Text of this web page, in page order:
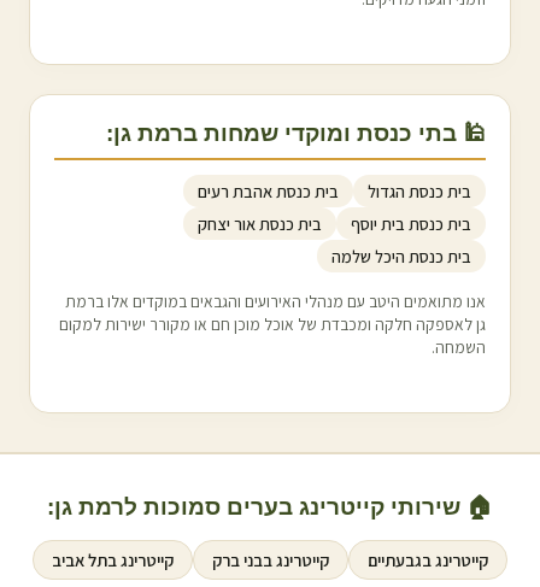
🕌 בתי כנסת ומוקדי שמחות ברמת גן:
בית כנסת הגדול
בית כנסת אהבת רעים
בית כנסת בית יוסף
בית כנסת אור יצחק
בית כנסת היכל שלמה
אנו מתואמים היטב עם מנהלי האירועים והגבאים במוקדים אלו ברמת
גןלאספקה חלקה ומכבדת של אוכל מוכן חם או מקורר ישירות למקום
השמחה.
🏠 שירותי קייטרינג בערים סמוכות לרמת גן:
קייטרינג בגבעתיים קייטרינג בבני ברק קייטרינג בתל אביב